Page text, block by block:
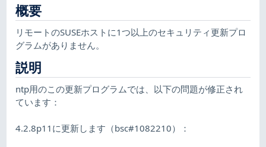
概要
リモートのSUSEホストに1つ以上のセキュリティ更新プロ
グラムがありません。
説明
ntp用のこの更新プログラムでは、以下の問題が修正され
ています：
4.2.8p11に更新します（bsc#1082210）：